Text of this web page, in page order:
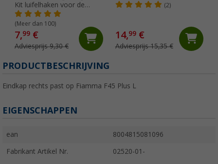
Kit luifelhaken voor de
peesgeleider
(Meer dan 100)
7,99 €
Adviesprijs 9,30 €
(2)
14,99€
Adviesprijs 15,35 €
PRODUCTBESCHRIJVING
Eindkap rechts past op Fiamma F45 Plus L
EIGENSCHAPPEN
ean 8004815081096
Fabrikant Artikel Nr. 02520-01-